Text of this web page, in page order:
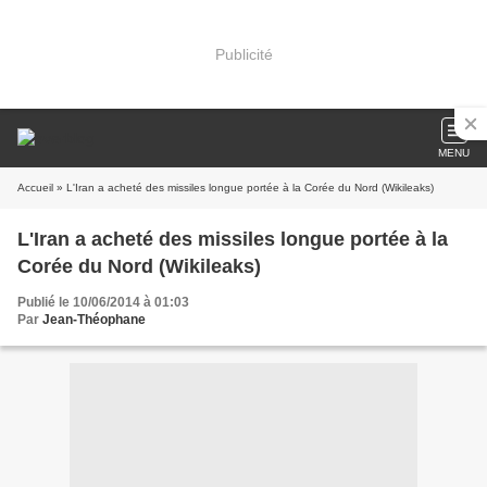
Publicité
MENU
Accueil » L'Iran a acheté des missiles longue portée à la Corée du Nord (Wikileaks)
L'Iran a acheté des missiles longue portée à la
Corée du Nord (Wikileaks)
Publié le 10/06/2014 à 01:03
Par Jean-Théophane